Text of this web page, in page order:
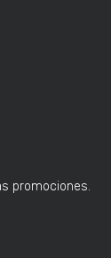
promociones.